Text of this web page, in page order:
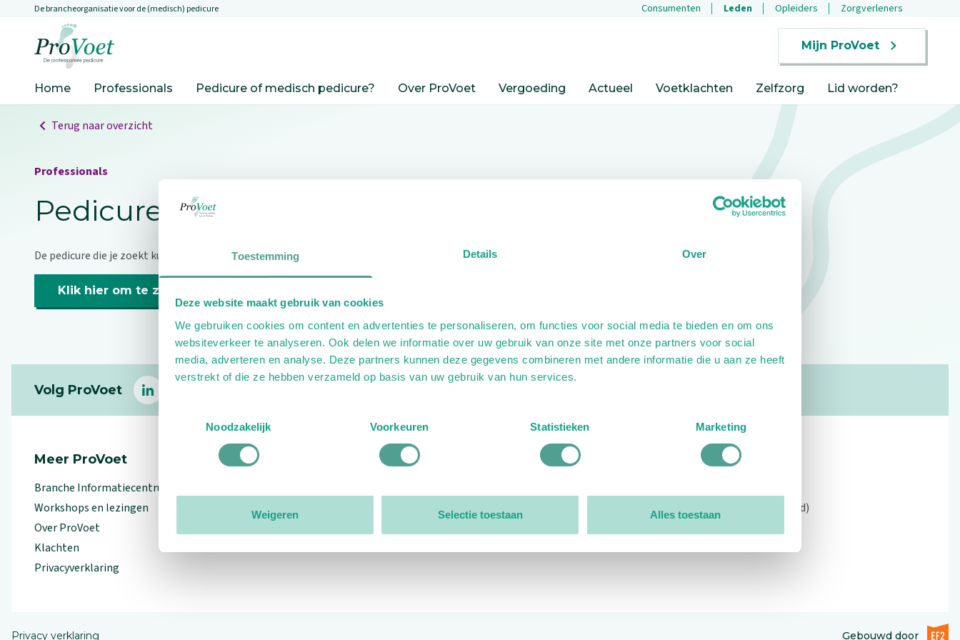
Toestemming Details Over
Deze website maakt gebruik van cookies
We gebruiken cookies om content en advertenties te personaliseren, om functies voor social media te bieden en om ons
websiteverkeer te analyseren. Ook delen we informatie over uw gebruik van onze site met onze partners voor social
media, adverteren en analyse. Deze partners kunnen deze gegevens combineren met andere informatie die u aan ze heeft
verstrekt of die ze hebben verzameld op basis van uw gebruik van hun services.
Noodzakelijk
Voorkeuren Statistieken Marketing
Weigeren Selectie toestaan Alles toestaan
Overslaan en naar de inhoud gaan
De brancheorganisatie voor de (medisch) pedicure Consumenten Leden Opleiders Zorgverleners
Mijn ProVoet
Home Professionals Pedicure of medisch pedicure? Over ProVoet Vergoeding Actueel Voetklachten Zelfzorg Lid worden?
Terug naar overzicht
Professionals
Pedicure niet gevonden
De pedicure die je zoekt kunnen we niet vinden.
Klik hier om te zoeken naar een andere pedicure.
Volg ProVoet
linkedin
Meer ProVoet
Branche Informatiecentrum
Workshops en lezingen
Over ProVoet
Klachten
Privacyverklaring
Organisatie
Open: 09:00 - 12:30 (alleen ochtend)
Privacy verklaring Gebouwd doorEF2